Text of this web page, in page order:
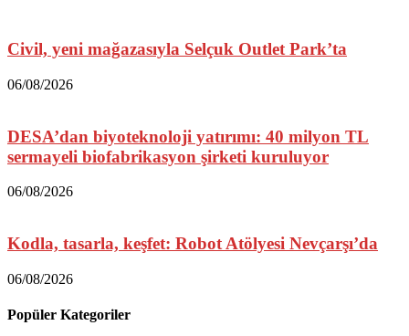
Civil, yeni mağazasıyla Selçuk Outlet Park’ta
06/08/2026
DESA’dan biyoteknoloji yatırımı: 40 milyon TL
sermayeli biofabrikasyon şirketi kuruluyor
06/08/2026
Kodla, tasarla, keşfet: Robot Atölyesi Nevçarşı’da
06/08/2026
Popüler Kategoriler